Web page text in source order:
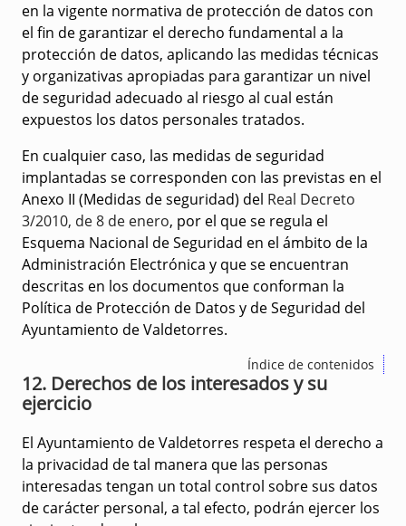
en la vigente normativa de protección de datos con
el fin de garantizar el derecho fundamental a la
protección de datos, aplicando las medidas técnicas
y organizativas apropiadas para garantizar un nivel
de seguridad adecuado al riesgo al cual están
expuestos los datos personales tratados.
En cualquier caso, las medidas de seguridad
implantadas se corresponden con las previstas en el
Anexo II (Medidas de seguridad) del Real Decreto
3/2010, de 8 de enero, por el que se regula el
Esquema Nacional de Seguridad en el ámbito de la
Administración Electrónica y que se encuentran
descritas en los documentos que conforman la
Política de Protección de Datos y de Seguridad del
Ayuntamiento de Valdetorres.
Índice de contenidos
12. Derechos de los interesados y su
ejercicio
El Ayuntamiento de Valdetorres respeta el derecho a
la privacidad de tal manera que las personas
interesadas tengan un total control sobre sus datos
de carácter personal, a tal efecto, podrán ejercer los